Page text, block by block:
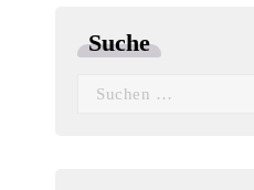
Suche
Suchen